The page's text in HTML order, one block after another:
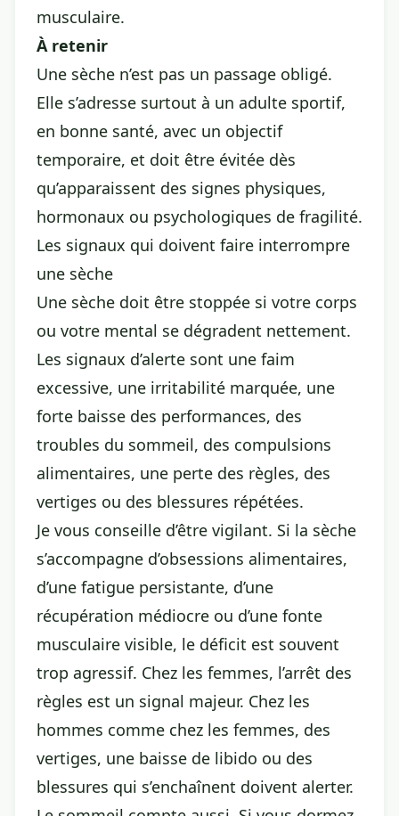
musculaire.
À retenir
Une sèche n’est pas un passage obligé.
Elle s’adresse surtout à un adulte sportif,
en bonne santé, avec un objectif
temporaire, et doit être évitée dès
qu’apparaissent des signes physiques,
hormonaux ou psychologiques de fragilité.
Les signaux qui doivent faire interrompre
une sèche
Une sèche doit être stoppée si votre corps
ou votre mental se dégradent nettement.
Les signaux d’alerte sont une faim
excessive, une irritabilité marquée, une
forte baisse des performances, des
troubles du sommeil, des compulsions
alimentaires, une perte des règles, des
vertiges ou des blessures répétées.
Je vous conseille d’être vigilant. Si la sèche
s’accompagne d’obsessions alimentaires,
d’une fatigue persistante, d’une
récupération médiocre ou d’une fonte
musculaire visible, le déficit est souvent
trop agressif. Chez les femmes, l’arrêt des
règles est un signal majeur. Chez les
hommes comme chez les femmes, des
vertiges, une baisse de libido ou des
blessures qui s’enchaînent doivent alerter.